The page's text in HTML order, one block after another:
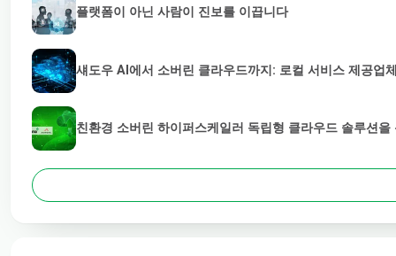
플랫폼이 아닌 사람이 진보를 이끕니다
섀도우 AI에서 소버린 클라우드까지: 로컬 서비스 제공업
친환경 소버린 하이퍼스케일러 독립형 클라우드 솔루션